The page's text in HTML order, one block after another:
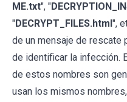
ME.txt", "
"DECRYPT_FILES.html ",
de un mensaje de rescate
de identificar la infección.
de estos nombres son
usan los mismos